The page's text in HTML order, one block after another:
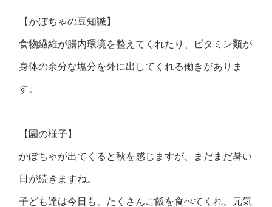
【かぼちゃの豆知識】
食物繊維が腸内環境を整えてくれたり、ビタミン類が
身体の余分な塩分を外に出してくれる働きがありま
す。
【園の様子】
かぼちゃが出てくると秋を感じますが、まだまだ暑い
日が続きますね。
子ども達は今日も、たくさんご飯を食べてくれ、元気